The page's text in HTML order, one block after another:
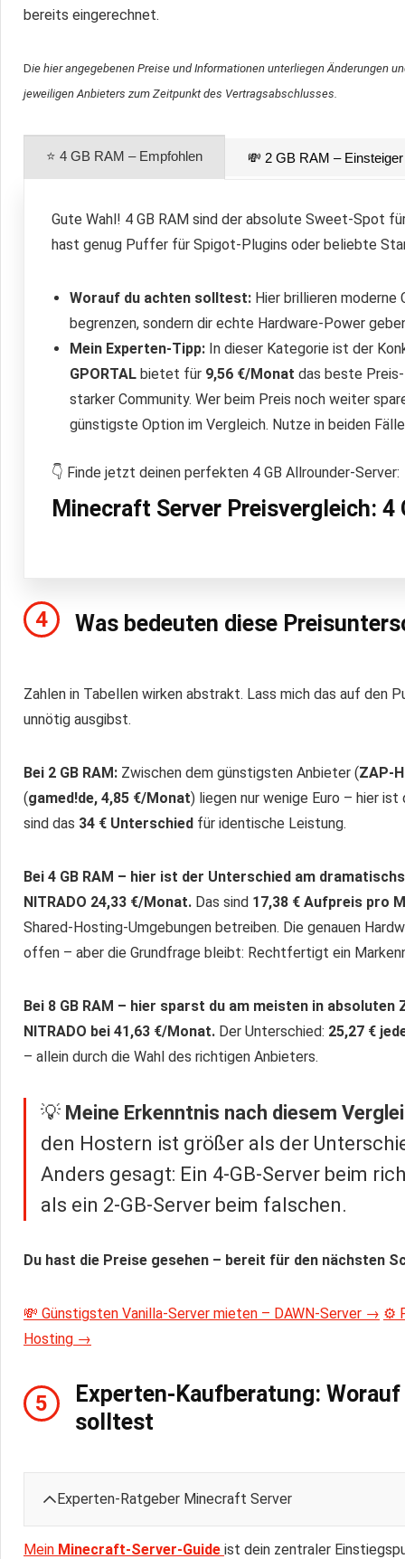
bereits eingerechnet.
Die hier angegebenen Preise und Informationen unterliegen Änderungen
jeweiligen Anbieters zum Zeitpunkt des Vertragsabschlusses.
⭐ 4 GB RAM – Empfohlen 💸 2 GB RAM – Einsteiger
Gute Wahl! 4 GB RAM sind der absolute Sweet-Spot
hast genug Puffer für Spigot-Plugins oder beliebte
Worauf du achten solltest: Hier brillieren moderne
begrenzen, sondern dir echte Hardware-Power
Mein Experten-Tipp: In dieser Kategorie ist der
GPORTAL bietet für 9,56 €/Monat das beste
starker Community. Wer beim Preis noch weiter
günstigste Option im Vergleich. Nutze in beiden
👇 Finde jetzt deinen perfekten 4 GB Allrounder-Server:
Minecraft Server Preisvergleich: 4
4 Was bedeuten diese
Zahlen in Tabellen wirken abstrakt. Lass mich das auf den
unnötig ausgibst.
Bei 2 GB RAM: Zwischen dem günstigsten Anbieter (ZAP-
(gamed!de, 4,85 €/Monat) liegen nur wenige Euro – hier
sind das 34 € Unterschied für identische Leistung.
Bei 4 GB RAM – hier ist der Unterschied am
NITRADO 24,33 €/Monat. Das sind 17,38 € Aufpreis pro
Shared-Hosting-Umgebungen betreiben. Die genauen
offen – aber die Grundfrage bleibt: Rechtfertigt ein
Bei 8 GB RAM – hier sparst du am meisten in absoluten
NITRADO bei 41,63 €/Monat. Der Unterschied: 25,27 €
– allein durch die Wahl des richtigen Anbieters.
💡 Meine Erkenntnis nach diesem
den Hostern ist größer als der
Anders gesagt: Ein 4-GB-Server beim
als ein 2-GB-Server beim falschen.
Du hast die Preise gesehen – bereit für den nächsten
💸 Günstigsten Vanilla-Server mieten – DAWN-Server → ⚙️
Hosting →
5
Experten-Kaufberatung:
solltest
Experten-Ratgeber Minecraft Server
Mein Minecraft-Server-Guide ist dein zentraler